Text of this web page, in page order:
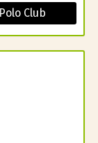
Club